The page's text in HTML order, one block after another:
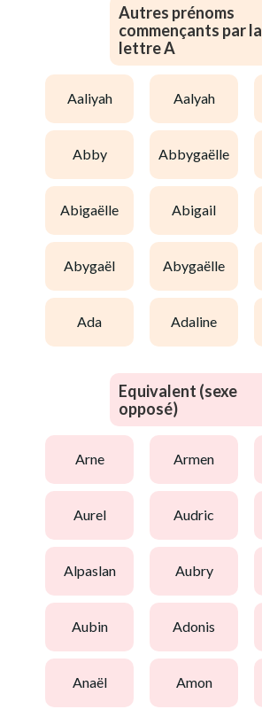
Autres prénoms
commençants par la
lettre A
aaliyah aalyah
abby abbygaëlle
abigaëlle abigail
abygaël abygaëlle
ada adaline
Equivalent (sexe
opposé)
arne armen
aurel audric
alpaslan aubry
aubin adonis
anaël amon